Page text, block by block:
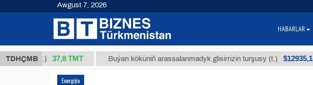
TDHÇMB
(kg.) 37,8 ТМТ Buýan köküniň arassalanmadyk glisirrizin turşusy (t.) $12935,18
Energiýa
Awgust 7, 2026
HABARLAR